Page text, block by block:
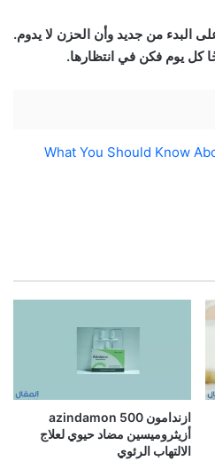
البدء من جديد وأن الحزن لا يدوم.
يوم فكن في انتظارها.
What You Should Know
ازندامون 500 azindamon
أزيثروميسين مضاد حيوي لعلاج
الالتهاب الرئوي